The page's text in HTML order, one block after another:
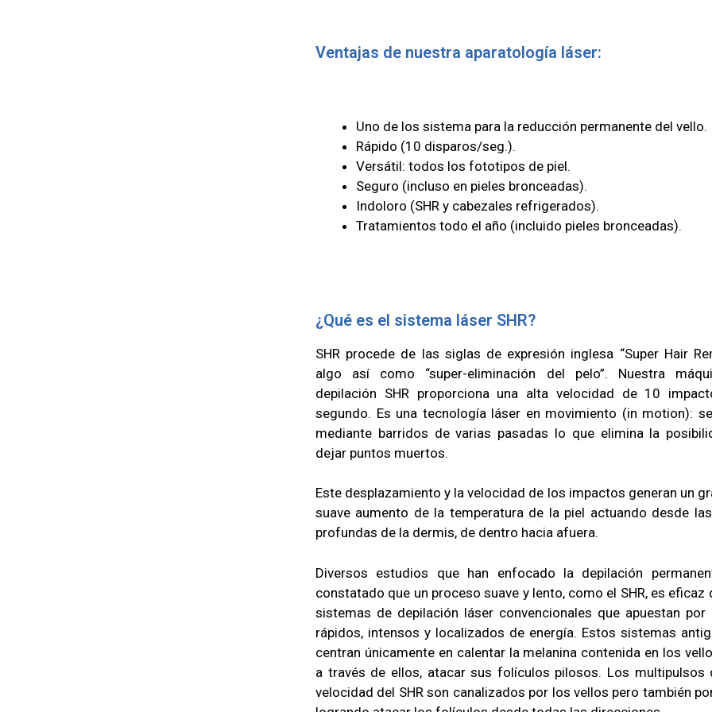
Ventajas de nuestra aparatología láser:
Uno de los sistema para la reducción permanente del vello.
Rápido (10 disparos/seg.).
Versátil: todos los fototipos de piel.
Seguro (incluso en pieles bronceadas).
Indoloro (SHR y cabezales refrigerados).
Tratamientos todo el año (incluido pieles bronceadas).
¿Qué es el sistema láser SHR?
SHR procede de las siglas de expresión inglesa “Super Hair
algo así como “super-eliminación del pelo”. Nuestra
depilación SHR proporciona una alta velocidad de 10
segundo. Es una tecnología láser en movimiento (in motion):
mediante barridos de varias pasadas lo que elimina la
dejar puntos muertos.
Este desplazamiento y la velocidad de los impactos generan un
suave aumento de la temperatura de la piel actuando desde
profundas de la dermis, de dentro hacia afuera.
Diversos estudios que han enfocado la depilación
constatado que un proceso suave y lento, como el SHR, es eficaz
sistemas de depilación láser convencionales que apuestan por
rápidos, intensos y localizados de energía. Estos sistemas
centran únicamente en calentar la melanina contenida en los
a través de ellos, atacar sus folículos pilosos. Los multipulsos
velocidad del SHR son canalizados por los vellos pero también